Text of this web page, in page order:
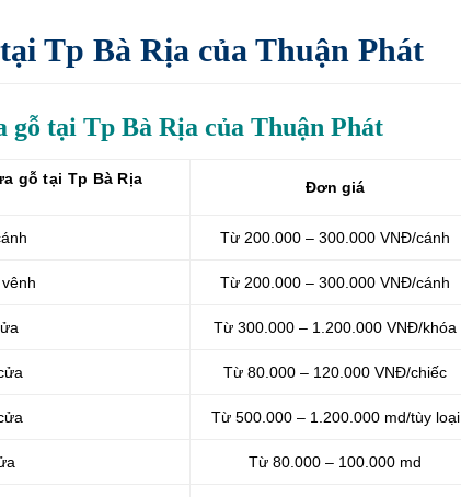
Tp Bà Rịa của Thuận Phát
gỗ tại Tp Bà Rịa của Thuận Phát
gỗ tại Tp Bà Rịa Đơn giá
Từ 200.000 – 300.000 VNĐ/cánh
Từ 200.000 – 300.000 VNĐ/cánh
Từ 300.000 – 1.200.000 VNĐ/khóa
Từ 80.000 – 120.000 VNĐ/chiếc
Từ 500.000 – 1.200.000 md/tùy loại
Từ 80.000 – 100.000 md